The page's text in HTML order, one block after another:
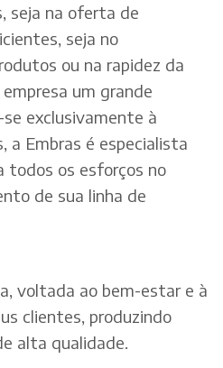
seja na oferta de
seja no
ou na rapidez da
um grande
exclusivamente à
a Embras é especialista
todos os esforços no
de sua linha de
voltada ao bem-estar e à
clientes, produzindo
alta qualidade.